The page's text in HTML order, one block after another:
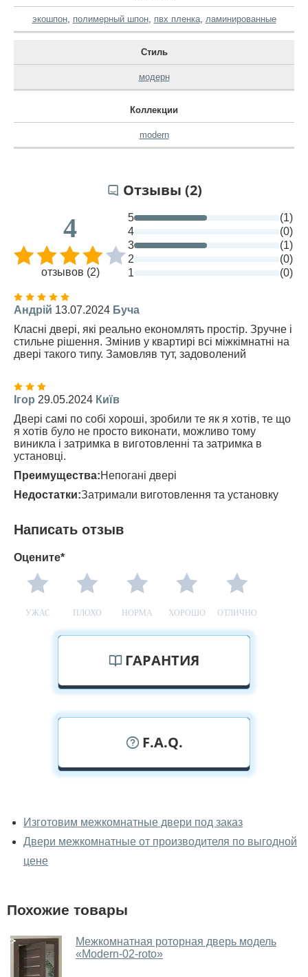
экошпон, полимерный шпон, пвх пленка, ламинированные
Стиль
модерн
Коллекции
modern
Отзывы (2)
4
отзывов (2)
5
(1)
4
(0)
3
(1)
2
(0)
1
(0)
Андрій 13.07.2024 Буча
Класні двері, які реально економлять простір. Зручне і
стильне рішення. Змінив у квартирі всі міжкімнатні на
двері такого типу. Замовляв тут, задоволений
Ігор 29.05.2024 Київ
Двері самі по собі хороші, зробили те як я хотів, те що
я хотів було не просто виконати, можливо тому
виникла і затримка в виготовленні та затримка в
установці.
Преимущества:Непогані двері
Недостатки:Затримали виготовлення та установку
Написать отзыв
Оцените*
УЖАС ПЛОХО НОРМА ХОРОШО ОТЛИЧНО
ГАРАНТИЯ
F.A.Q.
межкомнатные двери фаворит
вживую?
Да, можно посмотреть межкомнатные двери фаворит
дверей.
Изготовим межкомнатные двери под заказ
Двери межкомнатные от производителя по выгодной
цене
Похожие товары
Межкомнатная роторная дверь модель
«Modern-02-roto»‎